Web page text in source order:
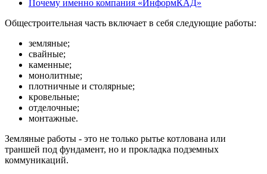
Почему именно компания «ИнформКАД»
Общестроительная часть включает в себя следующие работы:
земляные;
свайные;
каменные;
монолитные;
плотничные и столярные;
кровельные;
отделочные;
монтажные.
Земляные работы - это не только рытье котлована или
траншей под фундамент, но и прокладка подземных
коммуникаций.